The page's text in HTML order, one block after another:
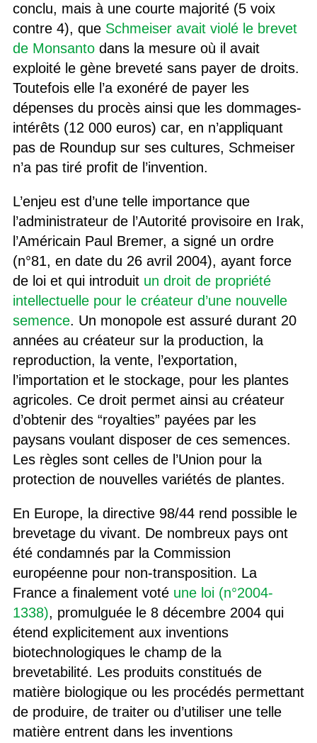
conclu, mais à une courte majorité (5 voix
contre 4), que Schmeiser avait violé le brevet
de Monsantodans la mesure où il avait
exploité le gène breveté sans payer de droits.
Toutefois elle l’a exonéré de payer les
dépenses du procès ainsi que les dommages-
intérêts (12 000 euros) car, en n’appliquant
pas de Roundup sur ses cultures, Schmeiser
n’a pas tiré profit de l’invention.
L’enjeu est d’une telle importance que
l’administrateur de l’Autorité provisoire en Irak,
l’Américain Paul Bremer, a signé un ordre
(n°81, en date du 26 avril 2004), ayant force
de loi et qui introduit un droit de propriété
intellectuelle pour le créateur d’une nouvelle
semence. Un monopole est assuré durant 20
années au créateur sur la production, la
reproduction, la vente, l’exportation,
l’importation et le stockage, pour les plantes
agricoles. Ce droit permet ainsi au créateur
d’obtenir des “royalties” payées par les
paysans voulant disposer de ces semences.
Les règles sont celles de l’Union pour la
protection de nouvelles variétés de plantes.
En Europe, la directive 98/44 rend possible le
brevetage du vivant. De nombreux pays ont
été condamnés par la Commission
européenne pour non-transposition. La
France a finalement voté une loi (n°2004-
1338), promulguée le 8 décembre 2004 qui
étend explicitement aux inventions
biotechnologiques le champ de la
brevetabilité. Les produits constitués de
matière biologique ou les procédés permettant
de produire, de traiter ou d’utiliser une telle
matière entrent dans les inventions